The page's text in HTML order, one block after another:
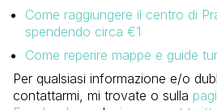
Come raggiungere il centro di
spendendo circa €1
Come reperire mappe e guide
Per qualsiasi informazione e/o
contattarmi, mi trovate o sulla